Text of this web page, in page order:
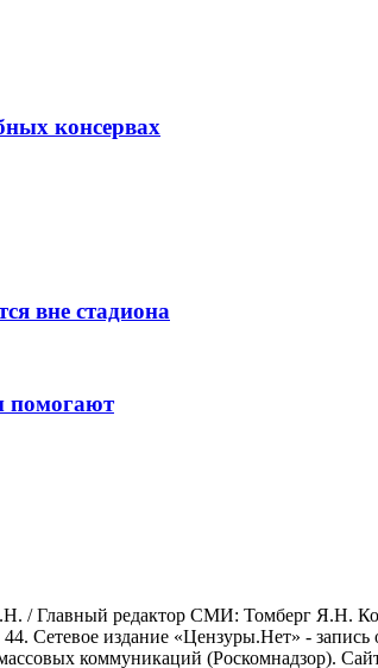
консервах
вне стадиона
помогают
/ Главный редактор СМИ: Томберг Я.Н.
Сетевое издание «Цензуры.Нет» - запись
коммуникаций (Роскомнадзор).